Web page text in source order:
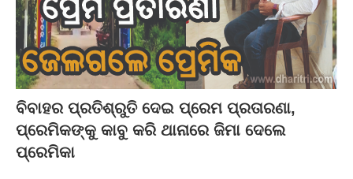
ବିବାହର ପ୍ରତିଶ୍ରୁତି ଦେଇ ପ୍ରେମ ପ୍ରତାରଣା,
ପ୍ରେମିକଙ୍କୁ କାବୁ କରି ଥାନାରେ ଜିମା ଦେଲେ
ପ୍ରେମିକା